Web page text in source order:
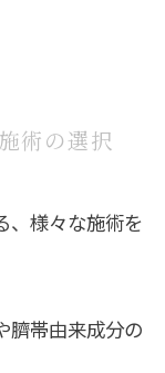
術の選択
、様々な施術を
臍帯由来成分の